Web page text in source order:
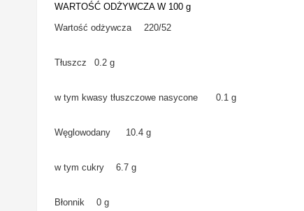
WARTOŚĆ ODŻYWCZA W 100 g
Wartość odżywcza
220/52
Tłuszcz 0.2 g
w tym kwasy tłuszczowe nasycone 0.1 g
Węglowodany 10.4 g
w tym cukry 6.7 g
Błonnik 0 g